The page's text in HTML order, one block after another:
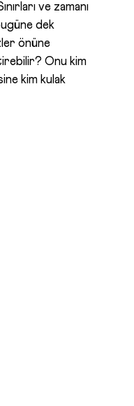
ve zamanı
dek
önüne
Onu kim
kim kulak